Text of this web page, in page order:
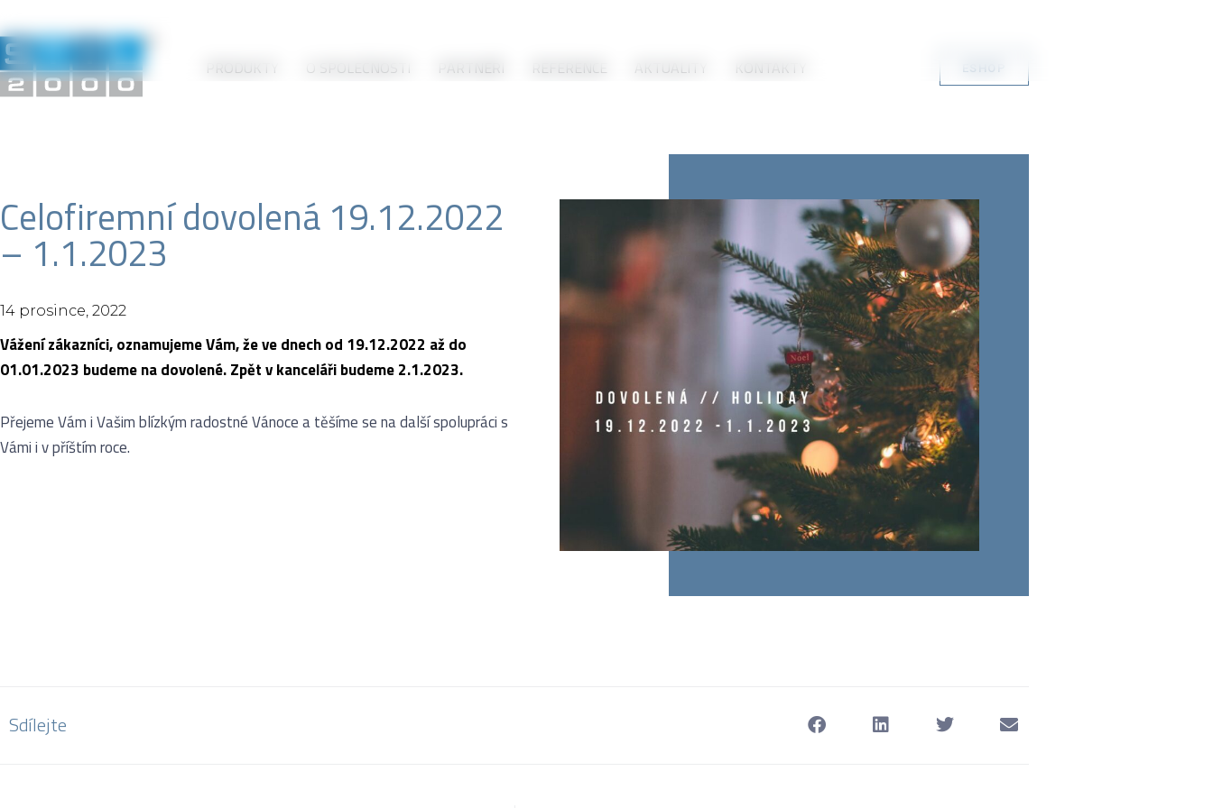
PRODUKTY O SPOLEČNOSTI PARTNEŘI REFERENCE AKTUALITY KONTAKTY
Celofiremní dovolená 19.12.2022
– 1.1.2023
14 prosince, 2022
Vážení zákazníci, oznamujeme Vám, že ve dnech od 19.12.2022 až do
01.01.2023 budeme na dovolené. Zpět v kanceláři budeme 2.1.2023.
Přejeme Vám i Vašim blízkým radostné Vánoce a těšíme se na další spolupráci s
Vámi i v příštím roce.
Sdílejte